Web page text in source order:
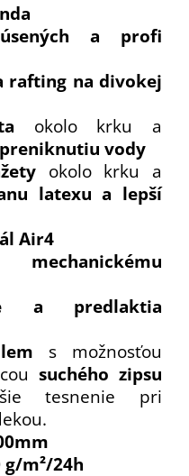
a profi
rafting na divokej
okolo krku a
vody
okolo krku a
latexu a lepší
Air4
a predlaktia
s možnosťou
suchého zipsu
tesnenie pri
g/m²/24h